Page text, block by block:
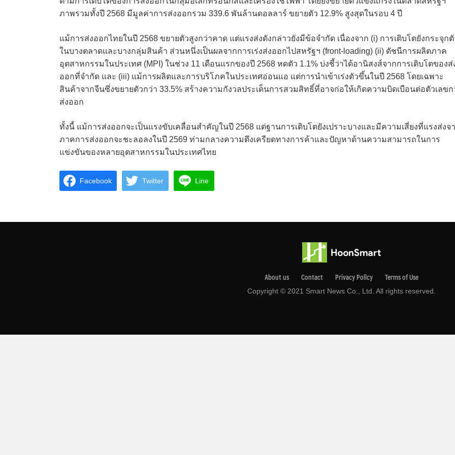
ภาพรวมทั้งปี 2568 มีมูลค่าการส่งออกรวม 339.6 พันล้านดอลลาร์ ขยายตัว 12.9% สูงสุดในรอบ 4 ปี
แม้การส่งออกไทยในปี 2568 ขยายตัวสูงกว่าคาด แต่แรงส่งดังกล่าวยังมีข้อจำกัด เนื่องจาก (i) การเติบโตยังกระจุกตั
ในบางตลาดและบางกลุ่มสินค้า ส่วนหนึ่งเป็นผลจากการเร่งส่งออกไปสหรัฐฯ (front-loading) (ii) ดัชนีการผลิตภาค
อุตสาหกรรมในประเทศ (MPI) ในช่วง 11 เดือนแรกของปี 2568 หดตัว 1.1% บ่งชี้ว่าได้อานิสงส์จากการเติบโตของส่
ออกที่จำกัด และ (iii) แม้การผลิตและการบริโภคในประเทศอ่อนแอ แต่การนำเข้าเร่งตัวขึ้นในปี 2568 โดยเฉพาะ
สินค้าจากจีนซึ่งขยายตัวกว่า 33.5% สร้างความกังวลประเด็นการสวมสิทธิ์ที่อาจก่อให้เกิดความบิดเบือนต่อตัวเลขก
ส่งออก
ทั้งนี้ แม้การส่งออกจะเป็นแรงขับเคลื่อนสำคัญในปี 2568 แต่ฐานการเติบโตยังเปราะบางและมีความเสี่ยงที่แรงส่งจ
ภาคการส่งออกจะชะลอลงในปี 2569 ท่ามกลางความตึงเครียดทางการค้าและปัญหาด้านความสามารถในการ
แข่งขันของหลายอุตสาหกรรมในประเทศไทย
Facebook Twitter Line
About us Contact Privacy Pollcy Terms of Use
Copyright © 2021 Smart News Co., Ltd. All rights reserved.